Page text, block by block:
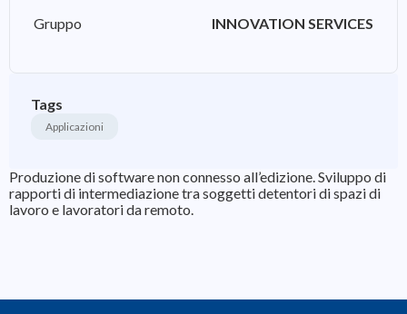
Gruppo
INNOVATION SERVICES
Tags
Applicazioni
Produzione di software non connesso all’edizione. Sviluppo di
rapporti di intermediazione tra soggetti detentori di spazi di
lavoro e lavoratori da remoto.